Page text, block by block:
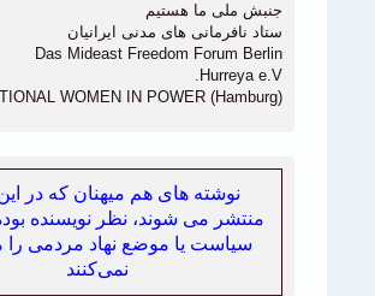
جنبش ملی ما هستیم
ستاد نافرمانی های مدنی ایرانیان
Das Mideast Freedom Forum Berlin
Hurreya e.V.
WOMEN IN POWER (Hamburg)
نوشته های هم میهنان که در این تارنما
منتشر می شوند، نظر نویسنده بوده و
سیاست یا موضع نهاد مردمی را منعکس
نمی‌کنند